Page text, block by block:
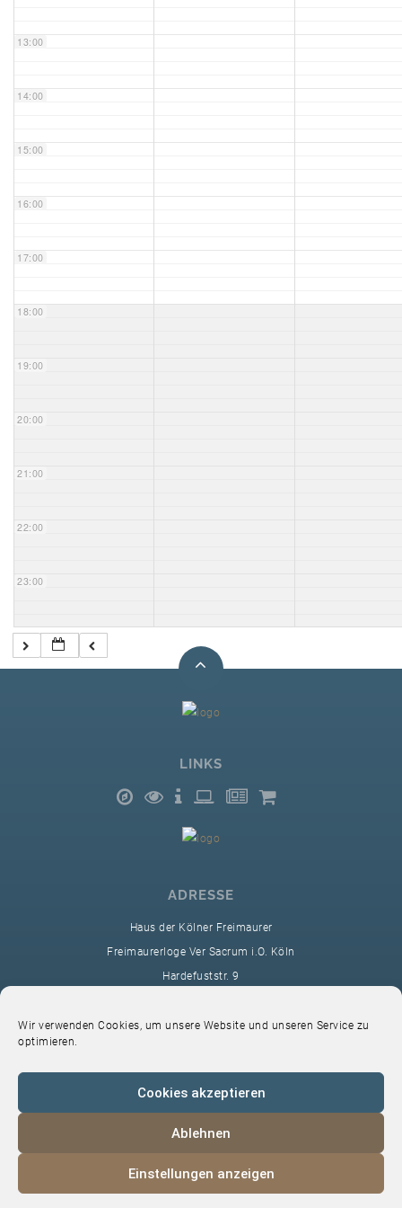
Wir verwenden Cookies, um unsere Website und unseren Service zu
optimieren.
Cookies akzeptieren
Ablehnen
Einstellungen anzeigen
Unser Bijou
VS-Intern
13:00
14:00
15:00
16:00
17:00
18:00
19:00
20:00
21:00
22:00
23:00
LINKS
ADRESSE
Haus der Kölner Freimaurer
Freimaurerloge Ver Sacrum i.O. Köln
Hardefuststr. 9
sekretariat@ver-sacrum.org
© 2024 Copyright Ver Sacrum
Datenschutz